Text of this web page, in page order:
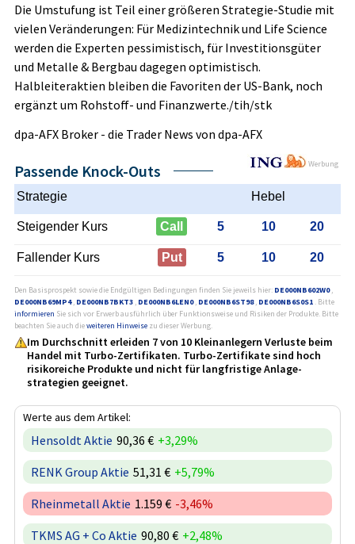
Die Umstufung ist Teil einer größeren Strategie-Studie mit
vielen Veränderungen: Für Medizintechnik und Life Science
werden die Experten pessimistisch, für Investitionsgüter
und Metalle & Bergbau dagegen optimistisch.
Halbleiteraktien bleiben die Favoriten der US-Bank, noch
ergänzt um Rohstoff- und Finanzwerte./tih/stk
dpa-AFX Broker - die Trader News von dpa-AFX
Werbung
Passende Knock-Outs
Strategie Hebel
Steigender Kurs Call 5 10 20
Fallender Kurs Put 5 10 20
Den Basisprospekt sowie die Endgültigen Bedingungen finden Sie jeweils hier: DE000NB602W0,
DE000NB69MP4, DE000NB7BKT3 , DE000NB6LEN0, DE000NB6ST98, DE000NB6S0S1 . Bitte
informieren Sie sich vor Erwerb ausführlich über Funktionsweise und Risiken der Produkte. Bitte
beachten Sie auch dieweiteren Hinweise zu dieser Werbung.
Im Durchschnitt erleiden 7 von 10 Kleinanlegern Verluste beim
Handel mit Turbo-Zertifikaten. Turbo-Zertifikate sind hoch
risikoreiche Produkte und nicht für langfristige Anlage­
strategien geeignet.
Werte aus dem Artikel:
Hensoldt Aktie 90,36 € +3,29%
RENK Group Aktie 51,31 € +5,79%
Rheinmetall Aktie 1.159 € -3,46%
TKMS AG + Co Aktie 90,80 € +2,48%